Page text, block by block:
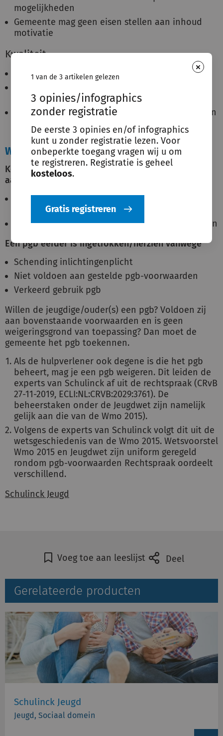
×
1 van de 3 artikelen gelezen
3 opinies/infographics
zonder registratie
De eerste 3 opinies en/of infographics
kunt u zonder registratie lezen. Voor
onbeperkte toegang vragen wij u om
te registreren. Registratie is geheel
kosteloos.
Gratis registreren
mogelijkheden
Gemeente mag geen eisen stellen aan inhoud
motivatie
Kwaliteit
Passende oplossing voor hulpvraag
professionals
Gemeente kan beleid maken voor kwaliteitseisen
niet professional
Weigeringsgronden
Kosten voor pgb zijn hoger dan passend natura
aanbod
Weigeren voor deel kosten hoger dan natura-
aanbod
Jeugdige/ouders kunnen prijsverschil zelf betalen
Een pgb eerder is ingetrokken/herzien vanwege
Schending inlichtingenplicht
Niet voldoen aan gestelde pgb-voorwaarden
Verkeerd gebruik pgb
Willen de jeugdige/ouder(s) een pgb? Voldoen zij
aan bovenstaande voorwaarden en is geen
weigeringsgrond van toepassing? Dan moet de
gemeente het pgb toekennen.
Als de hulpverlener ook degene is die het pgb
beheert, mag je een pgb weigeren. Dit leiden de
experts van Schulinck af uit de rechtspraak (CRvB
27-11-2019, ECLI:NL:CRVB:2029:3761). De
beheerstaken onder de Jeugdwet zijn namelijk
gelijk aan die van de Wmo 2015).
Volgens de experts van Schulinck volgt dit uit de
wetsgeschiedenis van de Wmo 2015. Wetsvoorstel
Wmo 2015 en Jeugdwet zijn uniform geregeld
rondom pgb-voorwaarden Rechtspraak oordeelt
verschillend.
Schulinck Jeugd
Voeg toe aan leeslijst Deel
Gerelateerde producten
Schulinck Jeugd
Jeugd, Sociaal domein